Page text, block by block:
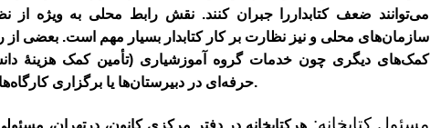
‌می‌توانند ضعف کتابداررا جبران کنند. نقش رابط محلی به ویژه
سازمان‌های محلی و نیز نظارت بر کار کتابدار بسیار مهم است. بعضی از
کمک‌های دیگری چون خدمات گروه آموزشیاری (تأمین کمک هزینۀ
حرفه‌ای در دبیرستان‌ها یا برگزاری کارگاه‌های بازآموزی معلمان برای روستای خود بگیرند.
مسئول کتابخانه: هرکتابخانه در دفتر مرکزی کانون، درتهران،